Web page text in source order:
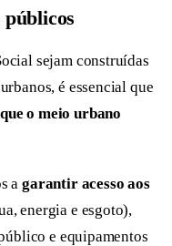
sejam construídas
é essencial que
o meio urbano
agarantir acesso aos
energia e esgoto),
e equipamentos